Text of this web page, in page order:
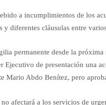
a incumplimientos de los
y diferentes cláusulas entre
permanente desde la
Ejecutivo de presentación una
Mario Abdo Benítez, pero
afectará a los servicios de